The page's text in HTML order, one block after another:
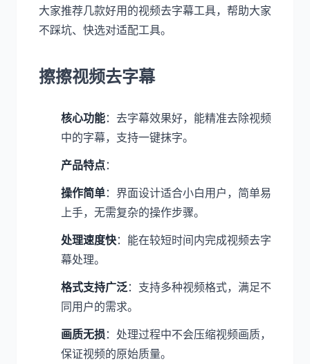
大家推荐几款好用的视频去字幕工具，帮助大家
不踩坑、快选对适配工具。
擦擦视频去字幕
核心功能：去字幕效果好，能精准去除视频
中的字幕，支持一键抹字。
产品特点：
操作简单：界面设计适合小白用户，简单易
上手，无需复杂的操作步骤。
处理速度快：能在较短时间内完成视频去字
幕处理。
格式支持广泛：支持多种视频格式，满足不
同用户的需求。
画质无损 ：处理过程中不会压缩视频画质，
保证视频的原始质量。